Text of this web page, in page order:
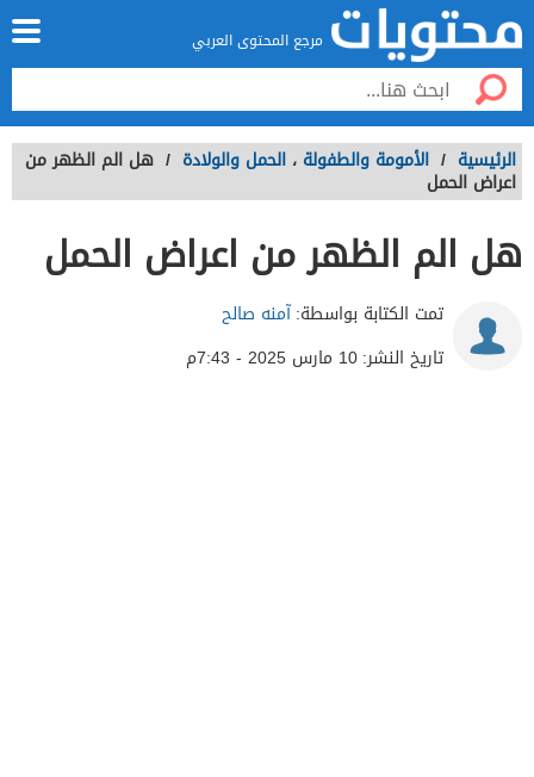
مرجع المحتوى العربي
الرئيسية / الأمومة والطفولة ، الحمل والولادة / هل الم الظهر من
اعراض الحمل
هل الم الظهر من اعراض الحمل
تمت الكتابة بواسطة:آمنه صالح
تاريخ النشر:10 مارس 2025 - 7:43م